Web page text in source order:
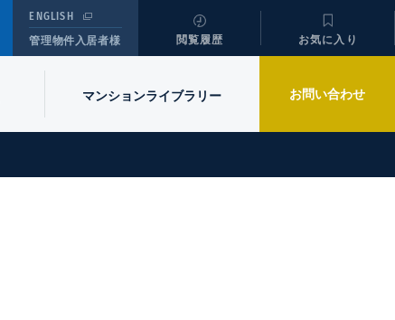
ENGLISH
管理物件入居者様
閲覧履歴 お気に入り
マンションライブラリー お問い合わせ